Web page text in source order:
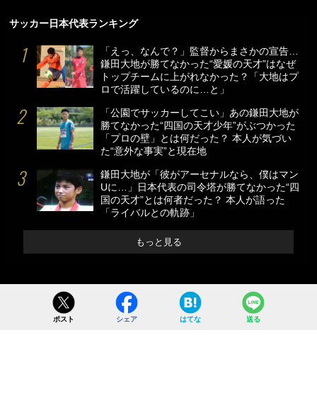
サッカー日本代表ランキング
「えっ、なんで？」監督からまさかの宣告…
鎌田大地が勝てなかった“愛媛の天才”はなぜ
トップチームに上がれなかった？「大地はプ
ロで活躍しているのに…と」
「公園でサッカーしてこい」あの鎌田大地が
勝てなかった“四国の天才少年”がぶつかった
「プロの壁」とは何だった？ 本人が気づい
た“意外な事実”と現在地
鎌田大地が「彼がアーセナルなら、僕はマン
Uに…」日本代表の司令塔が勝てなかった“四
国の天才”とは何者だった？ 本人が語った
「ライバルとの軌跡」
もっと見る
ポスト シェア はてな 送る